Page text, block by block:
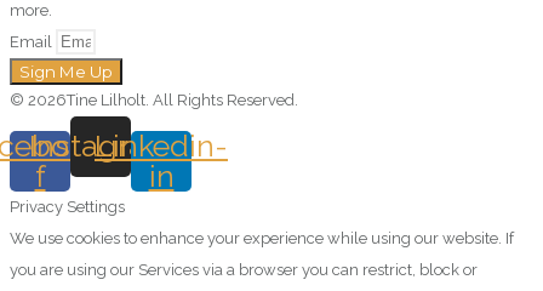
more.
Email
Sign Me Up
© 2026Tine Lilholt. All Rights Reserved.
f
Instagram
Linkedin-
in
Privacy Settings
We use cookies to enhance your experience while using our website. If
you are using our Services via a browser you can restrict, block or